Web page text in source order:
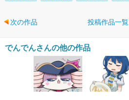
次の作品 投稿作品一覧
でんでんさんの他の作品